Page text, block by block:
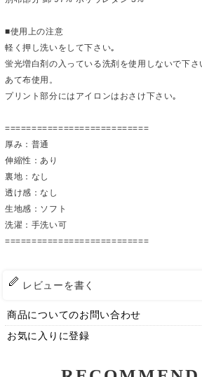
■使用上の注意
軽く押し洗いをして下さい｡
蛍光増白剤の入っている洗剤を使用しないで下さ
あて布使用。
プリント部分にはアイロンはおさけ下さい｡
===========================
厚み：普通
伸縮性：あり
裏地：なし
透け感：なし
生地感：ソフト
洗濯：手洗い可
===========================
レビューを書く
商品についてのお問い合わせ
お気に入りに登録